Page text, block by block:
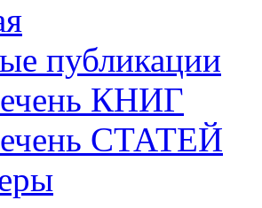
публикации
КНИГ
СТАТЕЙ